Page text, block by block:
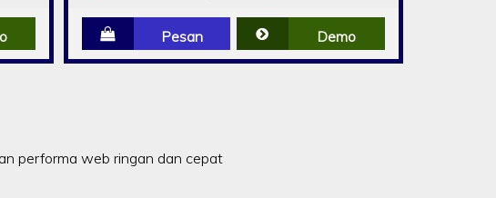
Pesan Demo
performa web ringan dan cepat